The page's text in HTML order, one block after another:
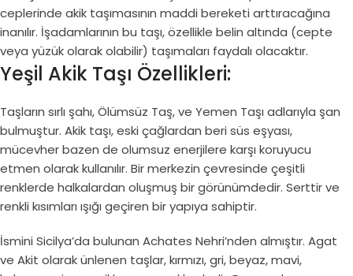
ceplerinde akik taşımasının maddi bereketi arttıracağına
inanılır. İşadamlarının bu taşı, özellikle belin altında (cepte
veya yüzük olarak olabilir) taşımaları faydalı olacaktır.
Yeşil Akik Taşı Özellikleri:
Taşların sırlı şahı, Ölümsüz Taş, ve Yemen Taşı adlarıyla şan
bulmuştur. Akik taşı, eski çağlardan beri süs eşyası,
mücevher bazen de olumsuz enerjilere karşı koruyucu
etmen olarak kullanılır. Bir merkezin çevresinde çeşitli
renklerde halkalardan oluşmuş bir görünümdedir. Serttir ve
renkli kısımları ışığı geçiren bir yapıya sahiptir.
İsmini Sicilya’da bulunan Achates Nehri’nden almıştır. Agat
ve Akit olarak ünlenen taşlar, kırmızı, gri, beyaz, mavi,